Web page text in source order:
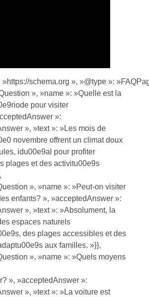
»https://schema.org », »@type »:
», »name »: »Quelle est la
pour visiter
»:
», »text »: »Les mois de
novembre offrent un climat doux
idu00e9al pour profiter
plages et des activitu00e9s
», »name »: »Peut-on visiter
enfants? », »acceptedAnswer »:
», »text »: »Absolument, la
espaces naturels
des plages accessibles et des
aux familles. »}},
», »name »: »Quels moyens
», »acceptedAnswer »:
», »text »: »La voiture est